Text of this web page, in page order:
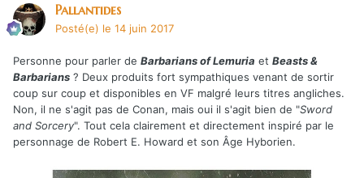
Pallantides
Posté(e) le 14 juin 2017
Personne pour parler de Barbarians of Lemuria et Beasts &
Barbarians ? Deux produits fort sympathiques venant de sortir
coup sur coup et disponibles en VF malgré leurs titres angliches.
Non, il ne s'agit pas de Conan, mais oui il s'agit bien de "Sword
and Sorcery". Tout cela clairement et directement inspiré par le
personnage de Robert E. Howard et son Âge Hyborien.